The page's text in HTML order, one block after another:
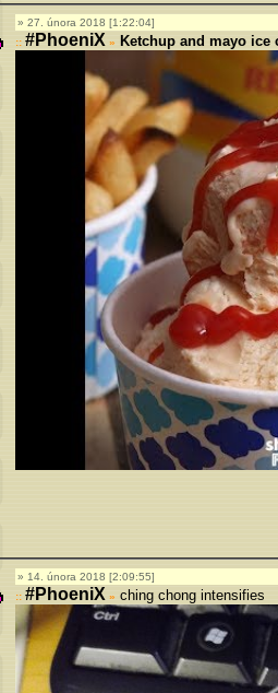
27. února 2018 [1:22:04]
#PhoeniX » Ketchup and mayo ice
14. února 2018 [2:09:55]
#PhoeniX » ching chong intensifies